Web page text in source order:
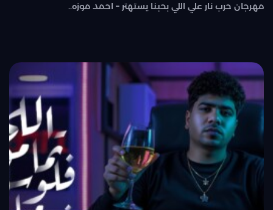
مهرجان حرب نار علي اللي بحبنا يستهتر – احمد موزه..